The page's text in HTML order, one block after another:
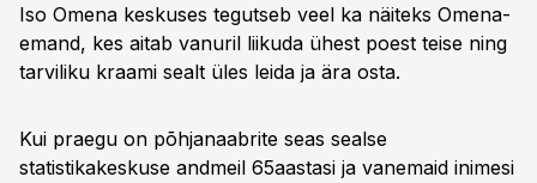
Iso Omena keskuses tegutseb veel ka näiteks Omena-
emand, kes aitab vanuril liikuda ühest poest teise ning
tarviliku kraami sealt üles leida ja ära osta.
Kui praegu on põhjanaabrite seas sealse
statistikakeskuse andmeil 65aastasi ja vanemaid inimesi